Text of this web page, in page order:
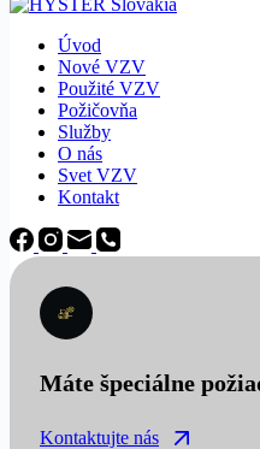
Úvod
Nové VZV
Použité VZV
Požičovňa
Služby
O nás
Svet VZV
Kontakt
Máte špeciálne
Kontaktujte nás